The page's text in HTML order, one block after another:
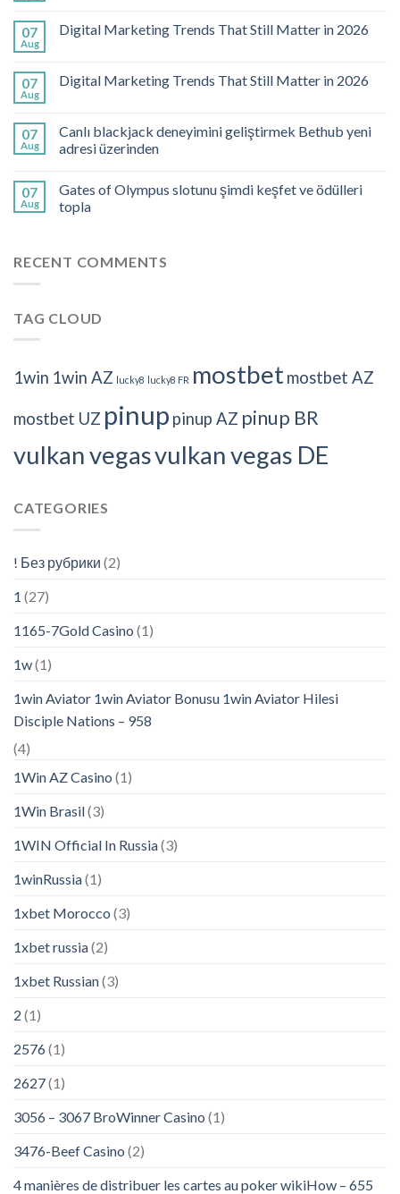
07
Aug
Digital Marketing Trends That Still Matter in 2026
07
Aug
Digital Marketing Trends That Still Matter in 2026
07
Aug
Canlı blackjack deneyimini geliştirmek Bethub yeni
adresi üzerinden
07
Aug
Gates of Olympus slotunu şimdi keşfet ve ödülleri
topla
RECENT COMMENTS
TAG CLOUD
1win 1win AZ lucky8 lucky8 FR mostbetmostbet AZ
mostbet UZ pinup pinup AZ pinup BR
vulkan vegasvulkan vegas DE
CATEGORIES
! Без рубрики (2)
1 (27)
1165-7Gold Casino (1)
1w(1)
1win Aviator 1win Aviator Bonusu 1win Aviator Hilesi
Disciple Nations – 958
(4)
1Win AZ Casino (1)
1Win Brasil(3)
1WIN Official In Russia(3)
1winRussia(1)
1xbet Morocco (3)
1xbet russia(2)
1xbet Russian(3)
2 (1)
2576(1)
2627(1)
3056 – 3067 BroWinner Casino (1)
3476-Beef Casino (2)
4 manières de distribuer les cartes au poker wikiHow – 655